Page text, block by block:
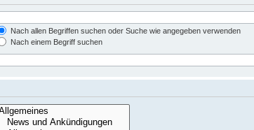
Nach allen Begriffen suchen oder Suche wie angegeben verwenden
Nach einem Begriff suchen